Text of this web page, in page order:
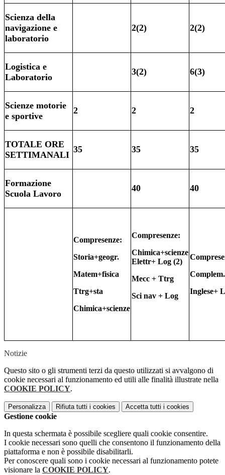
Scienza della
navigazione e
laboratorio
2(2) 2(2)
Logistica e
Laboratorio
3(2) 6(3)
Scienze motorie
e sportive
2 2 2
TOTALE ORE
SETTIMANALI
35 35 35
Formazione
Scuola Lavoro
40 40
Compresenze:
Storia+geogr.
Matem+fisica
Ttrg+sta
Chimica+scienze
Compresenze:
Chimica+scienze
Elettr+ Log (2)
Mecc + Ttrg
Sci nav + Log
Inglese+
Notizie
Questo sito o gli strumenti terzi da questo utilizzati si avvalgono di
cookie necessari al funzionamento ed utili alle finalità illustrate nella
COOKIE POLICY.
Personalizza Rifiuta tutti i cookies Accetta tutti i cookies
Gestione cookie
In questa schermata è possibile scegliere quali cookie consentire.
I cookie necessari sono quelli che consentono il funzionamento della
piattaforma e non è possibile disabilitarli.
Per conoscere quali sono i cookie necessari al funzionamento potete
visionare la COOKIE POLICY.